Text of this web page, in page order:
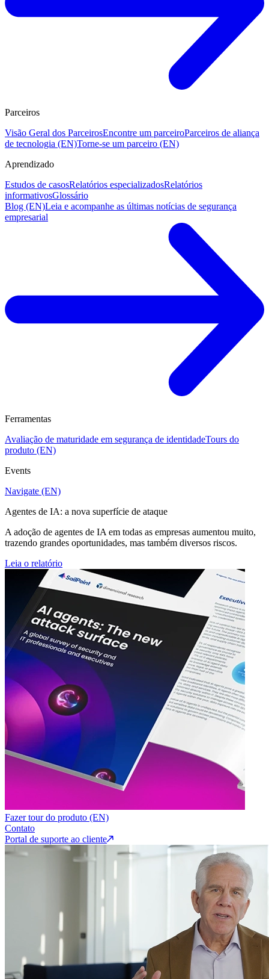
Parceiros
Visão Geral dos ParceirosEncontre um parceiroParceiros de aliança
de tecnologia (EN)Torne-se um parceiro (EN)
Aprendizado
Estudos de casosRelatórios especializadosRelatórios
informativosGlossário
Blog (EN)Leia e acompanhe as últimas notícias de segurança
empresarial
Ferramentas
Avaliação de maturidade em segurança de identidadeTours do
produto (EN)
Events
Navigate (EN)
Agentes de IA: a nova superfície de ataque
A adoção de agentes de IA em todas as empresas aumentou muito,
trazendo grandes oportunidades, mas também diversos riscos.
Leia o relatório
Fazer tour do produto (EN)
Contato
Portal de suporte ao cliente